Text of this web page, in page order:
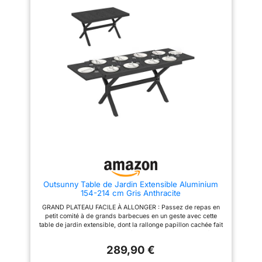
partie centrale pour assurer la
stabilité une fois prolongé
Dimensions fermé : 150 x 72 x
90 cm - Dimensions ouvert :
220 x 72 x 90 cm
Outsunny Table de Jardin Extensible Aluminium
154-214 cm Gris Anthracite
GRAND PLATEAU FACILE À ALLONGER : Passez de repas en
petit comité à de grands barbecues en un geste avec cette
table de jardin extensible, dont la rallonge papillon cachée fait
Conçue pour durer en plein air, cette table de jardin extensible
289,90 €